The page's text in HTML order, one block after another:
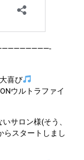
喜び
ウルトラファイ
サロン様(そう、
らスタートしまし